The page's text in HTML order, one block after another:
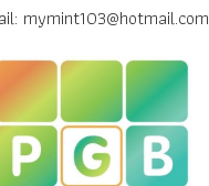
mymint103@hotmail.com